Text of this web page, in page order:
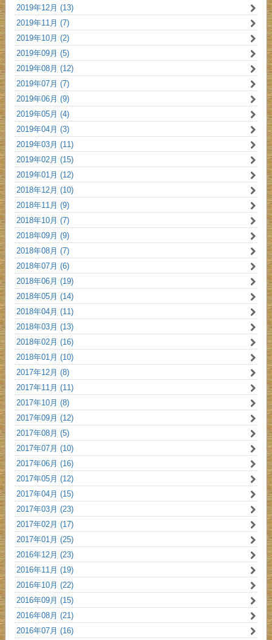
2019年12月 (13)
2019年11月 (7)
2019年10月 (2)
2019年09月 (5)
2019年08月 (12)
2019年07月 (7)
2019年06月 (9)
2019年05月 (4)
2019年04月 (3)
2019年03月 (11)
2019年02月 (15)
2019年01月 (12)
2018年12月 (10)
2018年11月 (9)
2018年10月 (7)
2018年09月 (9)
2018年08月 (7)
2018年07月 (6)
2018年06月 (19)
2018年05月 (14)
2018年04月 (11)
2018年03月 (13)
2018年02月 (16)
2018年01月 (10)
2017年12月 (8)
2017年11月 (11)
2017年10月 (8)
2017年09月 (12)
2017年08月 (5)
2017年07月 (10)
2017年06月 (16)
2017年05月 (12)
2017年04月 (15)
2017年03月 (23)
2017年02月 (17)
2017年01月 (25)
2016年12月 (23)
2016年11月 (19)
2016年10月 (22)
2016年09月 (15)
2016年08月 (21)
2016年07月 (16)